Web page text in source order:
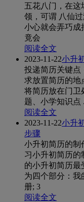
五花八门，在这
领，可谓 八仙
小心就会弄巧成
竟会
阅读全文
2023-11-22小升
投递简历关键点
求放置简历的地
将简历放在门卫
题、小学知识点
阅读全文
2023-11-22小升
步骤
小升初简历的制
习小升初简历的
的小升初简历最
为四个部分：我
册; 3
阅读全文